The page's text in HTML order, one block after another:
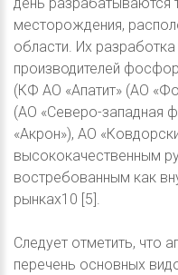
месторождения,
области. Их
производителей
(КФ АО «Апатит» (АО
(АО «Северо-западная
«Акрон»), АО
высококачественным
востребованным как
рынках10 [5].
Следует отметить, что
перечень основных